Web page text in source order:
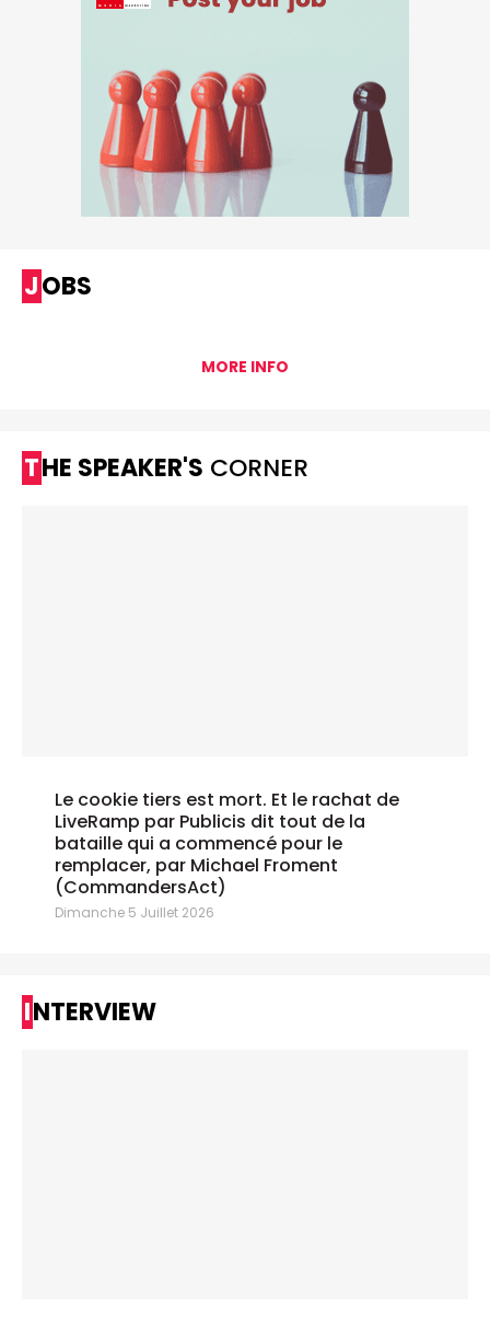
JOBS
MORE INFO
THE SPEAKER'S CORNER
Le cookie tiers est mort. Et le rachat de
LiveRamp par Publicis dit tout de la
bataille qui a commencé pour le
remplacer, par Michael Froment
(CommandersAct)
Dimanche 5 Juillet 2026
INTERVIEW